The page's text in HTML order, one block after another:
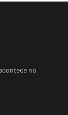
no